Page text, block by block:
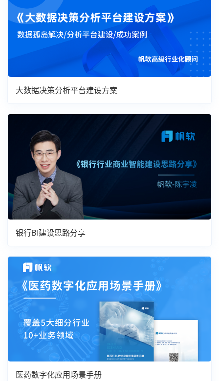
大数据决策分析平台建设方案
银行BI建设思路分享
医药数字化应用场景手册